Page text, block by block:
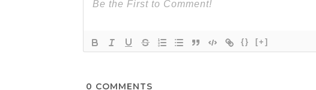
Kendaraan ini adalah EV performa tinggi yang